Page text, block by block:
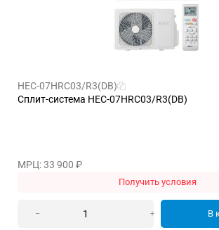
HEC-07HRC03/R3(DB)
Сплит-система HEC-07HRC03/R3(DB)
МРЦ: 33 900 ₽
Получить условия
– + В